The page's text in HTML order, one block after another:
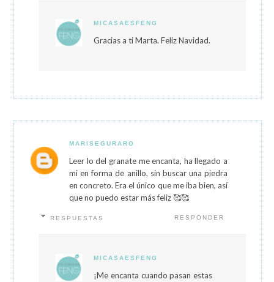
MICASAESFENG
Gracias a ti Marta. Feliz Navidad.
MARISEGURARO
Leer lo del granate me encanta, ha llegado a
mi en forma de anillo, sin buscar una piedra
en concreto. Era el único que me iba bien, así
que no puedo estar más feliz 🥰🥰
RESPONDER
RESPUESTAS
MICASAESFENG
¡Me encanta cuando pasan estas